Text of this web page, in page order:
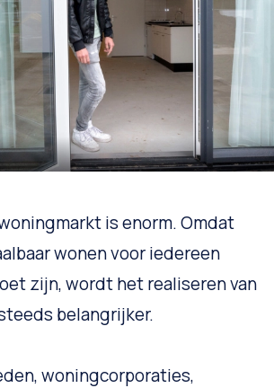
is enorm. Omdat
wonen voor iedereen
zijn, wordt het realiseren van
belangrijker.
woningcorporaties,